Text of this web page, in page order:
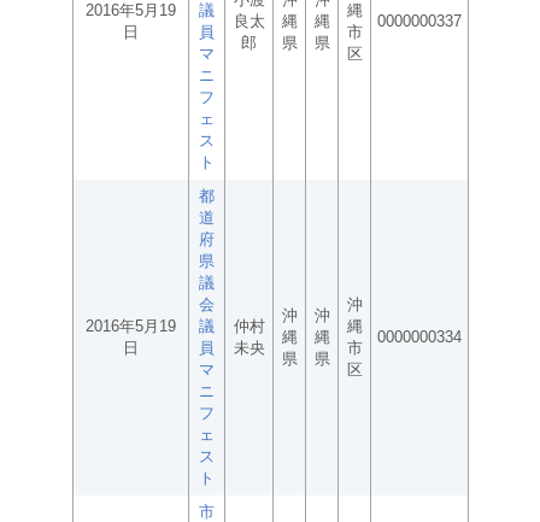
2016年5月19
日
議
員
マ
ニ
フ
ェ
ス
ト
良太
郎
縄
県
縄
県
縄
市
区
0000000337
2016年5月19
日
都
道
府
県
議
会
議
員
マ
ニ
フ
ェ
ス
ト
仲村
未央
沖
縄
県
沖
縄
県
沖
縄
市
区
0000000334
市